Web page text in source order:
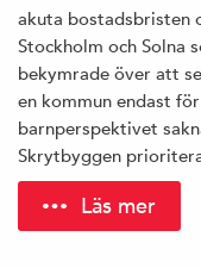
akuta bostadsbristen
Stockholm och Solna
bekymrade över att
en kommun endast
barnperspektivet
Skrytbyggen
Läs mer